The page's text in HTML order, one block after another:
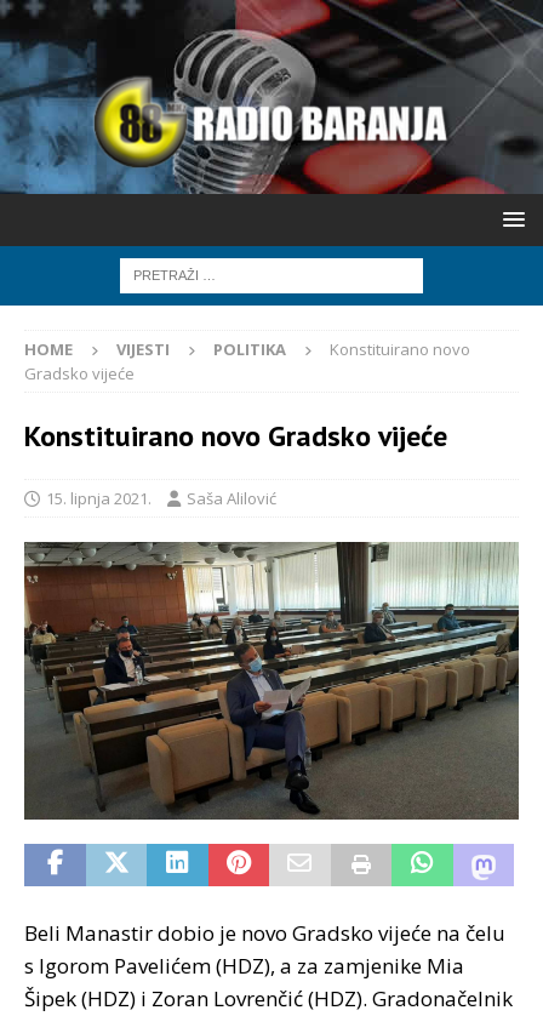
HOME VIJESTI POLITIKA
Konstituirano novo
Gradsko vijeće
Konstituirano novo Gradsko vijeće
15. lipnja 2021. Saša Alilović
Beli Manastir dobio je novo Gradsko vijeće na čelu
s Igorom Pavelićem (HDZ), a za zamjenike Mia
Šipek (HDZ) i Zoran Lovrenčić (HDZ). Gradonačelnik